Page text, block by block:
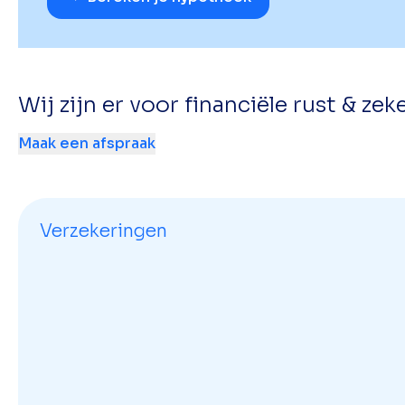
Wij zijn er voor financiële rust &
Maak een afspraak
Verzekeringen